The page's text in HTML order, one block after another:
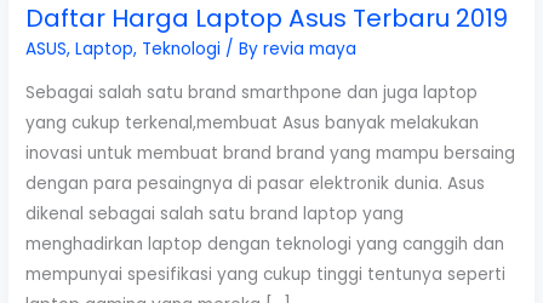
Daftar Harga Laptop Asus Terbaru 2019
ASUS,Laptop, Teknologi / Byrevia maya
Sebagai salah satu brand smarthpone dan juga laptop
yang cukup terkenal,membuat Asus banyak melakukan
inovasi untuk membuat brand brand yang mampu bersaing
dengan para pesaingnya di pasar elektronik dunia. Asus
dikenal sebagai salah satu brand laptop yang
menghadirkan laptop dengan teknologi yang canggih dan
mempunyai spesifikasi yang cukup tinggi tentunya seperti